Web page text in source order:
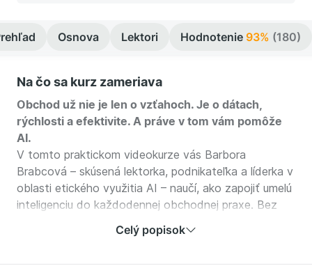
Osnova Lektori Hodnotenie 93% (180)
Na čo sa kurz zameriava
Obchod už nie je len o vzťahoch. Je o dátach,
rýchlosti a efektivite. A práve v tom vám pomôže
AI.
V tomto praktickom videokurze vás Barbora
Brabcová – skúsená lektorka, podnikateľka a líderka v
oblasti etického využitia AI – naučí, ako zapojiť umelú
inteligenciu do každodennej obchodnej praxe. Bez
zložitých teórií, zato s konkrétnymi nástrojmi a
Čo sa v kurze naučíte:
Celý popisok